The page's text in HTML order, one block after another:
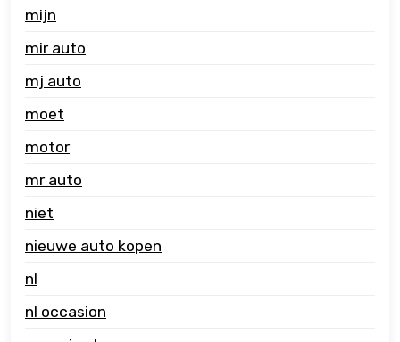
mijn
mir auto
mj auto
moet
motor
mr auto
niet
nieuwe auto kopen
nl
nl occasion